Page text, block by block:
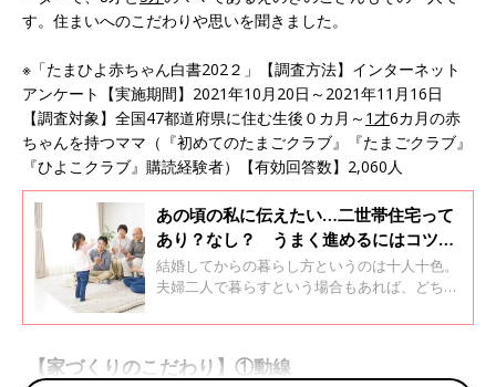
す。住まいへのこだわりや思いを聞きました。
※「たまひよ赤ちゃん白書202２」【調査方法】インターネット
アンケート【実施期間】2021年10月20日～2021年11月16日
【調査対象】全国47都道府県に住む生後０カ月～ 1才6カ月の赤
ちゃんを持つママ（『初めてのたまごクラブ』『たまごクラブ』
『ひよこクラブ』購読経験者）【有効回答数】2,060人
あの頃の私に伝えたい…二世帯住宅って
あり？なし？ うまく進めるにはコツが
あった！
結婚してからの暮らし方というのは十人十色。
夫婦二人で暮らすという場合もあれば、どちら
ります。家族ではあるけれど、血のつながらな
に暮らすのはどのような変化があるのでしょう
【家づくりのこだわり】①動線